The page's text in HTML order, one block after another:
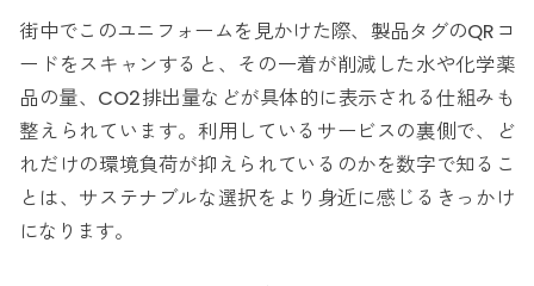
街中でこのユニフォームを見かけた際、製品タグのQRコ
ードをスキャンすると、その一着が削減した水や化学薬
品の量、CO2排出量などが具体的に表示される仕組みも
整えられています。利用しているサービスの裏側で、ど
れだけの環境負荷が抑えられているのかを数字で知るこ
とは、サステナブルな選択をより身近に感じるきっかけ
になります。